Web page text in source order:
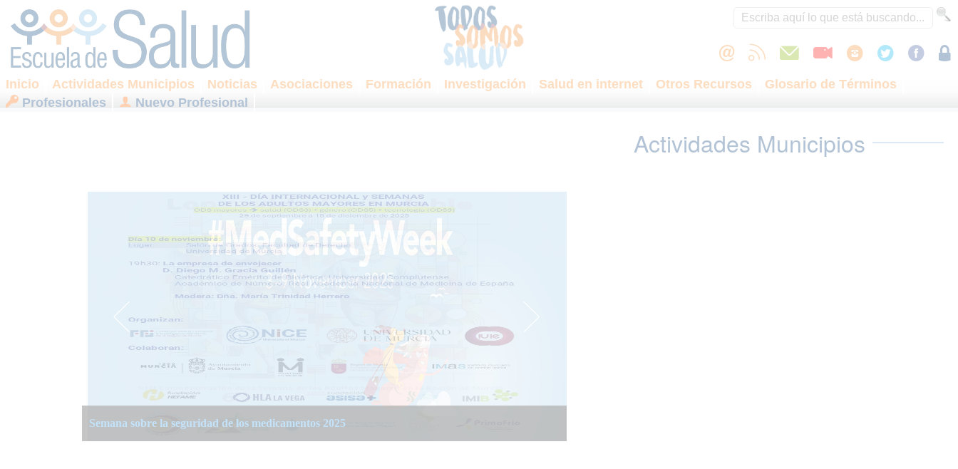
Inicio Actividades Municipios Noticias Asociaciones Formación Investigación Salud en internet Otros Recursos
Glosario de Términos
Profesionales
Nuevo Profesional
JORNADA – Presentación del Modelo de atención integrada social y sanitaria: Trabajar juntos
para cuidar mejor
Semana Planificación Compartida de la Atención del 26 al 31 de enero (Murcia)
XIII Semanas Adultos Mayores en Murcia 2025
Semana sobre la seguridad de los medicamentos 2025
Actividades Municipios